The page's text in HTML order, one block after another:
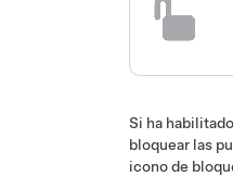
Si ha
bloquear las
icono de